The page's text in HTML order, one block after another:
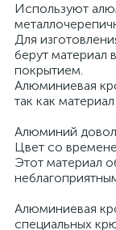
Используют
Для
берут материал
покрытием.
Алюминиевая
так как
Алюминий
Цвет со
Этот материал
Алюминиевая
специальных